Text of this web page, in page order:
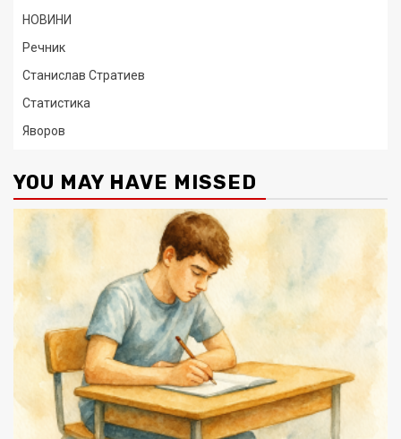
НОВИНИ
Речник
Станислав Стратиев
Статистика
Яворов
YOU MAY HAVE MISSED